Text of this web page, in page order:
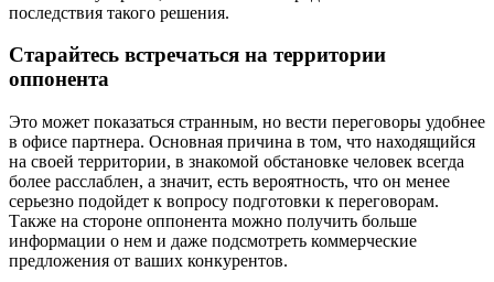
последствия такого решения.
Старайтесь встречаться на территории
оппонента
Это может показаться странным, но вести переговоры удобнее
в офисе партнера. Основная причина в том, что находящийся
на своей территории, в знакомой обстановке человек всегда
более расслаблен, а значит, есть вероятность, что он менее
серьезно подойдет к вопросу подготовки к переговорам.
Также на стороне оппонента можно получить больше
информации о нем и даже подсмотреть коммерческие
предложения от ваших конкурентов.